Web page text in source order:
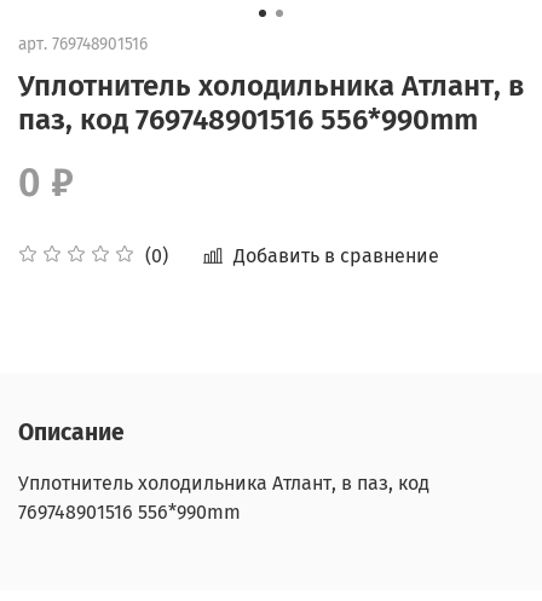
арт. 769748901516
Уплотнитель холодильника Атлант, в
паз, код 769748901516 556*990mm
(0) Добавить в сравнение
0 ₽
Описание
Уплотнитель холодильника Атлант, в паз, код
769748901516 556*990mm